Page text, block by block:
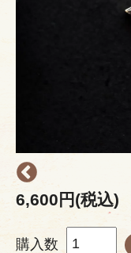
6,600円(税込)
購入数